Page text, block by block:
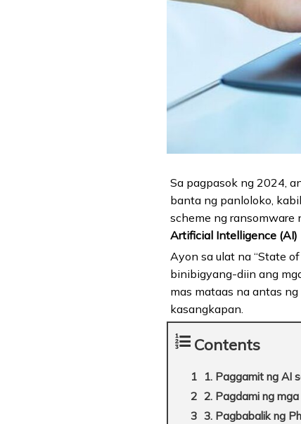
Sa pagpasok ng 2024,
banta ng panloloko,
scheme ng ransomware
Artificial Intelligence (AI)
Ayon sa ulat na “State
binibigyang-diin ang
mas mataas na antas
kasangkapan.
Contents
1. Paggamit ng AI
2. Pagdami ng
3. Pagbabalik ng